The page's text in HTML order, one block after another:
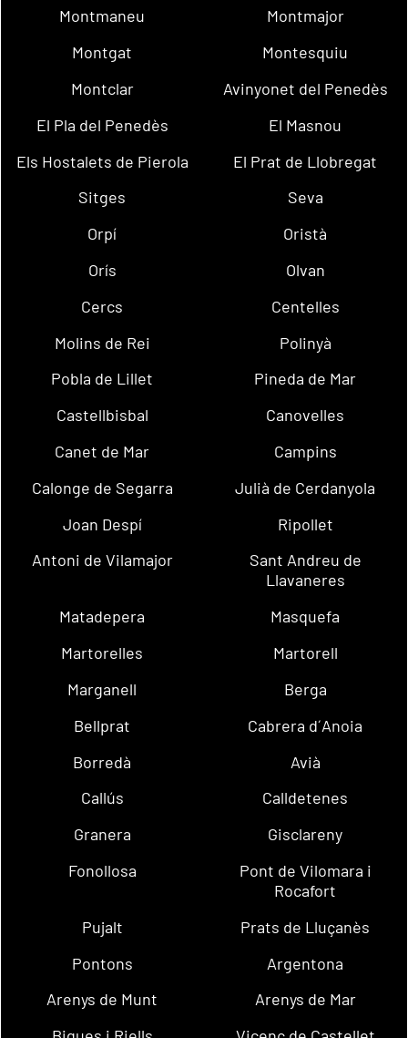
Montmaneu
Montmajor
Montgat
Montesquiu
Montclar
Avinyonet del Penedès
El Pla del Penedès
El Masnou
Els Hostalets de Pierola
El Prat de Llobregat
Sitges
Seva
Orpí
Oristà
Orís
Olvan
Cercs
Centelles
Molins de Rei
Polinyà
Pobla de Lillet
Pineda de Mar
Castellbisbal
Canovelles
Canet de Mar
Campins
Calonge de Segarra
Julià de Cerdanyola
Joan Despí
Ripollet
Antoni de Vilamajor
Sant Andreu de
Llavaneres
Matadepera
Masquefa
Martorelles
Martorell
Marganell
Berga
Bellprat
Cabrera d´Anoia
Borredà
Avià
Callús
Calldetenes
Granera
Gisclareny
Fonollosa
Pont de Vilomara i
Rocafort
Pujalt
Prats de Lluçanès
Pontons
Argentona
Arenys de Munt
Arenys de Mar